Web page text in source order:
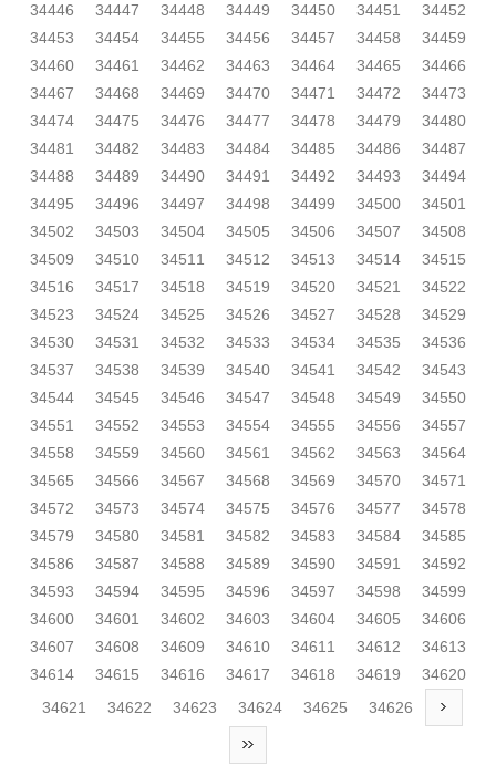
34446
34447 34448 34449 34450 34451
34452
34453
34454 34455 34456 34457 34458
34459
34460
34461 34462 34463 34464 34465
34466
34467
34468 34469 34470 34471 34472
34473
34474
34475 34476 34477 34478 34479
34480
34481
34482 34483 34484 34485 34486
34487
34488
34489 34490 34491 34492 34493
34494
34495
34496 34497 34498 34499 34500
34501
34502
34503 34504 34505 34506 34507
34508
34509
34510 34511 34512 34513 34514
34515
34516
34517 34518 34519 34520 34521
34522
34523
34524 34525 34526 34527 34528
34529
34530
34531 34532 34533 34534 34535
34536
34537
34538 34539 34540 34541 34542
34543
34544
34545 34546 34547 34548 34549
34550
34551
34552 34553 34554 34555 34556
34557
34558
34559 34560 34561 34562 34563
34564
34565
34566 34567 34568 34569 34570
34571
34572
34573 34574 34575 34576 34577
34578
34579
34580 34581 34582 34583 34584
34585
34586
34587 34588 34589 34590 34591
34592
34593
34594 34595 34596 34597 34598
34599
34600
34601 34602 34603 34604 34605
34606
34607
34608 34609 34610 34611 34612
34613
34614
34615 34616 34617 34618 34619
34620
34621
34622 34623 34624 34625 34626